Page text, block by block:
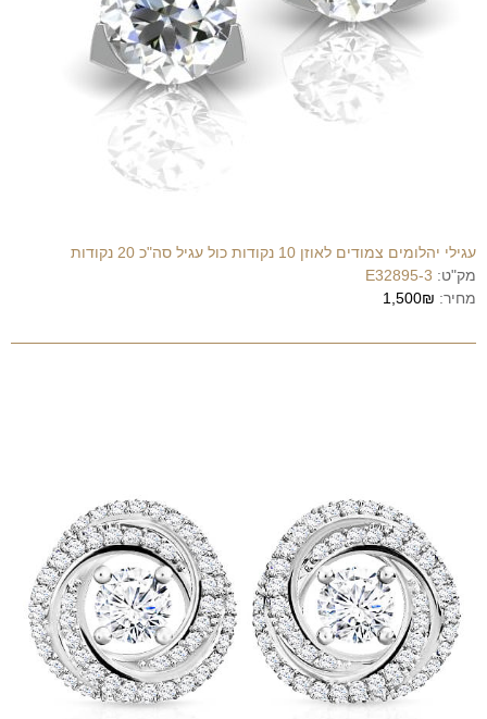
עגילי יהלומים צמודים לאוזן 10 נקודות כול עגיל סה"כ 20 נקודות
מק"ט: E32895-3
מחיר: 1,500₪